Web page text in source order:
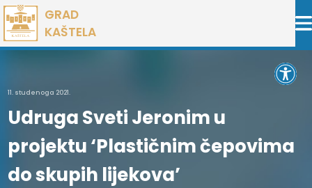
Preskoči
na
sadržaj
GRAD
KAŠTELA
11. studenoga 2021.
Udruga Sveti Jeronim u
projektu ‘Plastičnim čepovima
do skupih lijekova’